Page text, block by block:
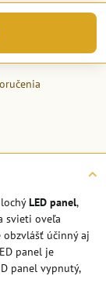
LED panel,
svieti oveľa
účinný aj
panel je
panel vypnutý,